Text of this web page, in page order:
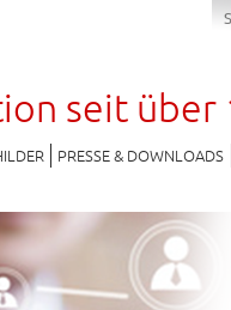
seit über
PRESSE & DOWNLOADS